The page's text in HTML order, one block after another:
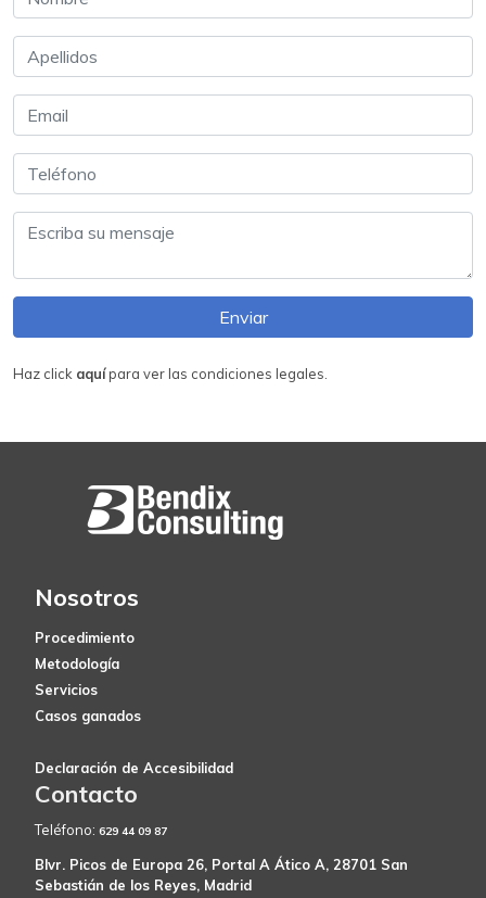
Enviar
Haz click aquípara ver las condiciones legales.
Nosotros
Procedimiento
Metodología
Servicios
Casos ganados
Declaración de Accesibilidad
Contacto
Teléfono: 629 44 09 87
Blvr. Picos de Europa 26, Portal A Ático A, 28701 San
Sebastián de los Reyes, Madrid